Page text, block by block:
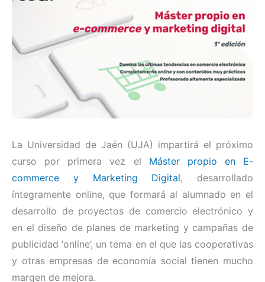
La Universidad de Jaén (UJA) impartirá el próximo
curso por primera vez el Máster propio en E-
commerce y Marketing Digital, desarrollado
íntegramente online, que formará al alumnado en el
desarrollo de proyectos de comercio electrónico y
en el diseño de planes de marketing y campañas de
publicidad ‘online’, un tema en el que las cooperativas
y otras empresas de economía social tienen mucho
margen de mejora.